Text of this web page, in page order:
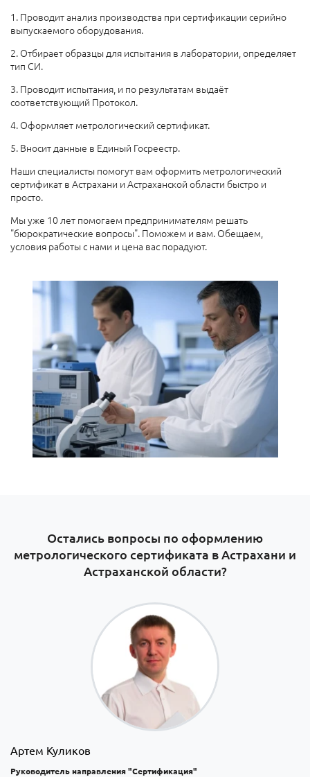
1. Проводит анализ производства при сертификации серийно
выпускаемого оборудования.
2. Отбирает образцы для испытания в лаборатории, определяет
тип СИ.
3. Проводит испытания, и по результатам выдаёт
соответствующий Протокол.
4. Оформляет метрологический сертификат.
5. Вносит данные в Единый Госреестр.
Наши специалисты помогут вам оформить метрологический
сертификат в Астрахани и Астраханской области быстро и
просто.
Мы уже 10 лет помогаем предпринимателям решать
"бюрократические вопросы". Поможем и вам. Обещаем,
условия работы с нами и цена вас порадуют.
Остались вопросы по оформлению
метрологического сертификата в Астрахани и
Астраханской области?
Артем Куликов
Руководитель направления "Сертификация"